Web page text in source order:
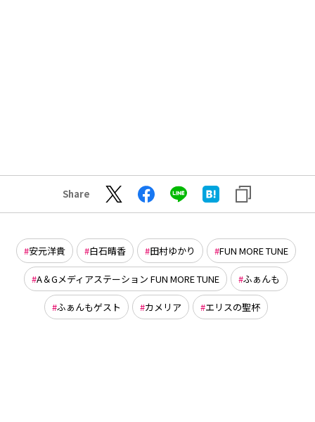
Share
安元洋貴 白石晴香 田村ゆかり FUN MORE TUNE
A＆Gメディアステーション FUN MORE TUNE ふぁんも
ふぁんもゲスト カメリア エリスの聖杯